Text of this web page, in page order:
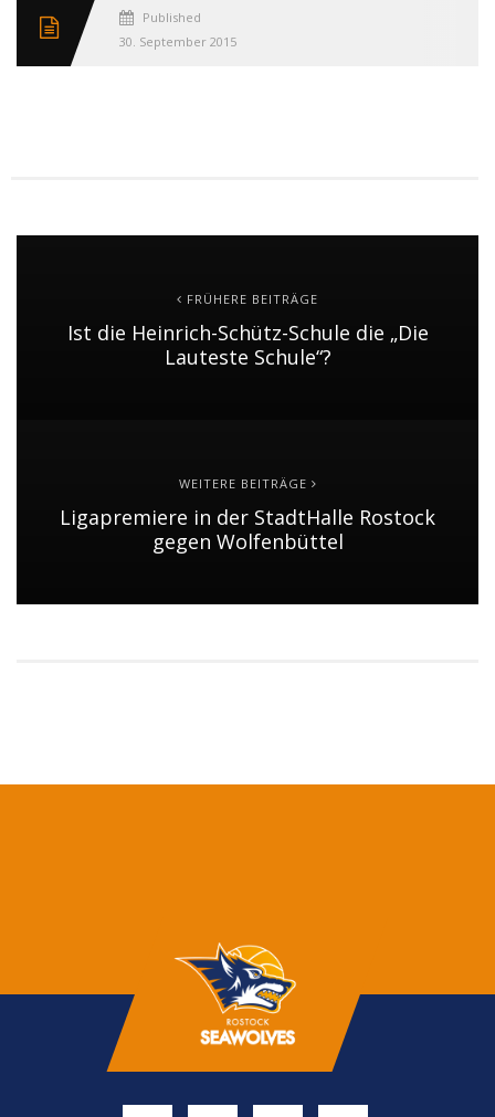
Published
30. September 2015
FRÜHERE BEITRÄGE
Ist die Heinrich-Schütz-Schule die „Die
Lauteste Schule“?
WEITERE BEITRÄGE
Ligapremiere in der StadtHalle Rostock
gegen Wolfenbüttel